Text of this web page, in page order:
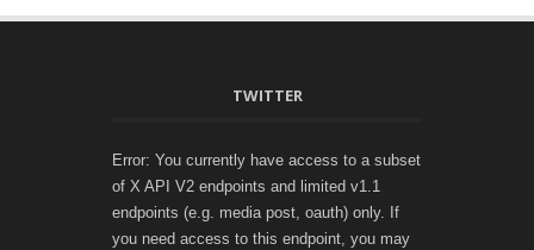
TWITTER
Error: You currently have access to a subset
of X API V2 endpoints and limited v1.1
endpoints (e.g. media post, oauth) only. If
you need access to this endpoint, you may